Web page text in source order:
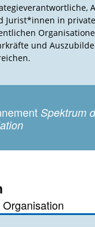
Jurist*innen in
und
Spektrum